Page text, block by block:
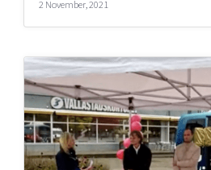
2 November, 2021